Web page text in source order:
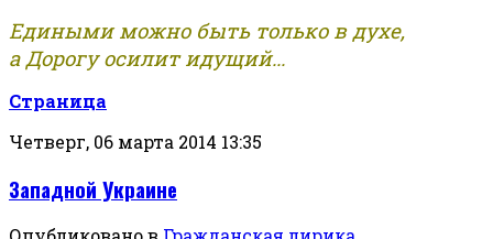
Едиными можно быть только в духе,
а Дорогу осилит идущий...
Страница
Четверг, 06 марта 2014 13:35
Западной Украине